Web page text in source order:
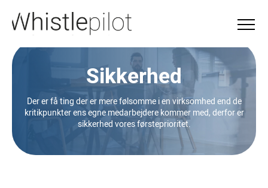
Sikkerhed
Der er få ting der er mere følsomme i en virksomhed end de
kritikpunkter ens egne medarbejdere kommer med, derfor er
sikkerhed vores førsteprioritet.